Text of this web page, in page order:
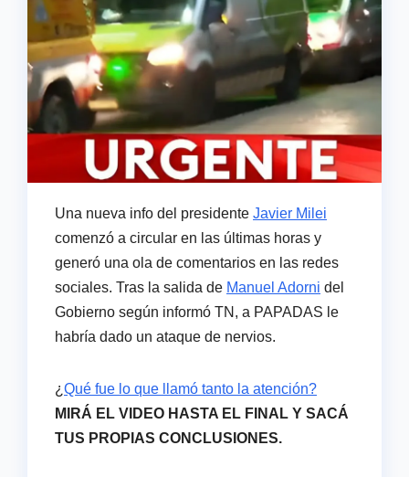
Una nueva info del presidente Javier Milei
comenzó a circular en las últimas horas y
generó una ola de comentarios en las redes
sociales. Tras la salida de Manuel Adorni del
Gobierno según informó TN, a PAPADAS le
habría dado un ataque de nervios.
¿ Qué fue lo que llamó tanto la atención?
MIRÁ EL VIDEO HASTA EL FINAL Y SACÁ
TUS PROPIAS CONCLUSIONES.